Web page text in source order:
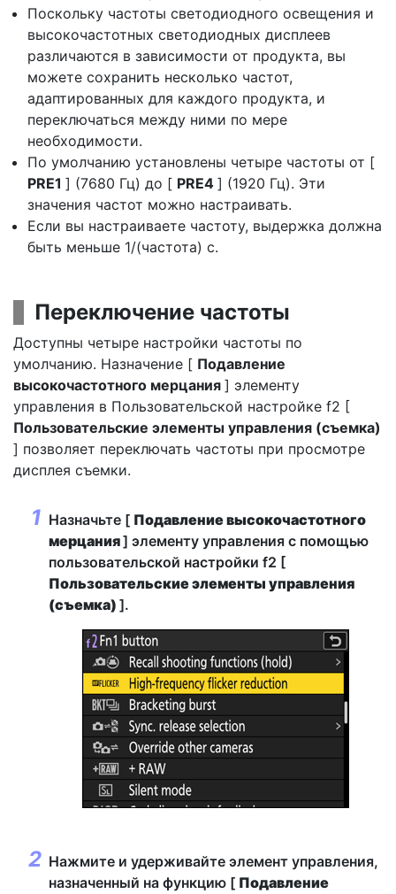
Поскольку частоты светодиодного освещения и
высокочастотных светодиодных дисплеев
различаются в зависимости от продукта, вы
можете сохранить несколько частот,
адаптированных для каждого продукта, и
переключаться между ними по мере
необходимости.
По умолчанию установлены четыре частоты от [
PRE1 ] (7680 Гц) до [ PRE4 ] (1920 Гц). Эти
значения частот можно настраивать.
Если вы настраиваете частоту, выдержка должна
быть меньше 1/(частота) с.
Переключение частоты
Доступны четыре настройки частоты по
умолчанию. Назначение [ Подавление
высокочастотного мерцания ] элементу
управления в Пользовательской настройке f2 [
Пользовательские элементы управления (съемка)
] позволяет переключать частоты при просмотре
дисплея съемки.
Назначьте [ Подавление высокочастотного
мерцания] элементу управления с помощью
пользовательской настройки f2 [
Пользовательские элементы управления
(съемка) ].
Нажмите и удерживайте элемент управления,
назначенный на функцию [ Подавление